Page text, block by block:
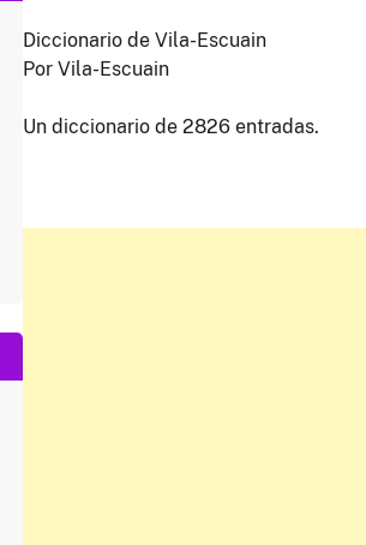
Diccionario de Vila-Escuain
Por Vila-Escuain
Un diccionario de 2826 entradas.